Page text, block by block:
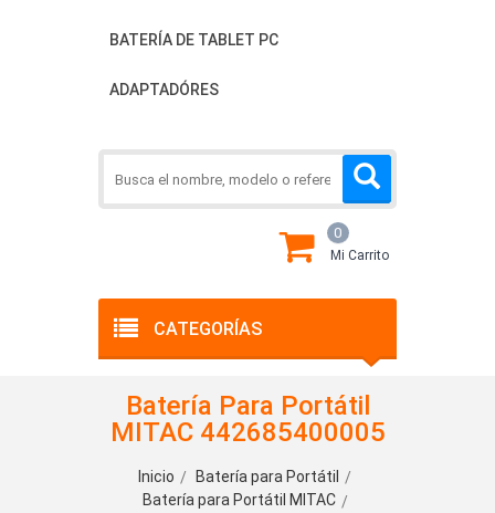
BATERÍA DE TABLET PC
ADAPTADÓRES
CATEGORÍAS
0
Mi Carrito
Batería Para Portátil
MITAC 442685400005
Inicio
Batería para Portátil
Batería para Portátil MITAC